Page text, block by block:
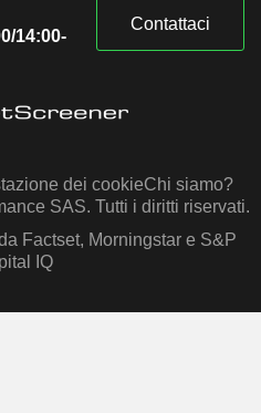
14:00-
Contattaci
dei cookieChi siamo?
SAS. Tutti i diritti riservati.
Factset, Morningstar e S&P
IQ